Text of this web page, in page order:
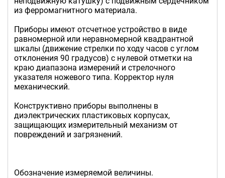
из ферромагнитного материала.
Приборы имеют отcчетное устройство в виде
равномерной или неравномерной квадрантной
шкалы (движение стрелки по ходу часов с углом
отклонения 90 градусов) с нулевой отметки на
краю диапазона измерений и стрелочного
указателя ножевого типа. Корректор нуля
механический.
Конструктивно приборы выполнены в
диэлектрических пластиковых корпусах,
защищающих измерительный механизм от
повреждений и загрязнений.
Обозначение измеряемой величины.